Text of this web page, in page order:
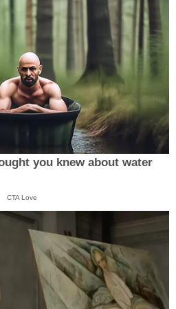
you knew about water
CTA Love